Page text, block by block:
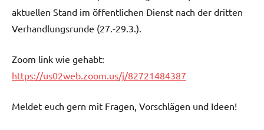
aktuellen Stand im öffentlichen Dienst nach der dritten
Verhandlungsrunde (27.-29.3.).
Zoom link wie gehabt:
https://us02web.zoom.us/j/82721484387
Meldet euch gern mit Fragen, Vorschlägen und Ideen!